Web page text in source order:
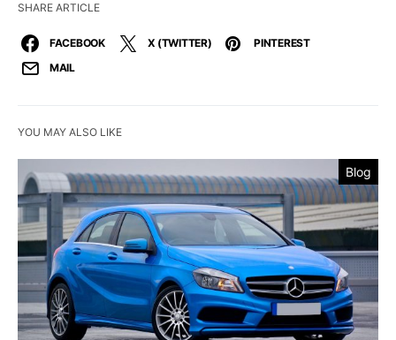
SHARE ARTICLE
FACEBOOK X (TWITTER)
PINTEREST
MAIL
YOU MAY ALSO LIKE
Blog